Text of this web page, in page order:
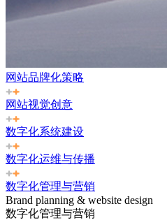
网站品牌化策略
网站视觉创意
数字化系统建设
数字化运维与传播
数字化管理与营销
Brand planning & website design
数字化管理与营销